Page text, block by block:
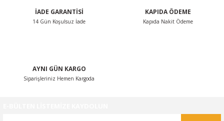
İADE GARANTİSİ
14 Gün Koşulsuz İade
KAPIDA ÖDEME
Kapıda Nakit Ödeme
AYNI GÜN KARGO
Siparişleriniz Hemen Kargoda